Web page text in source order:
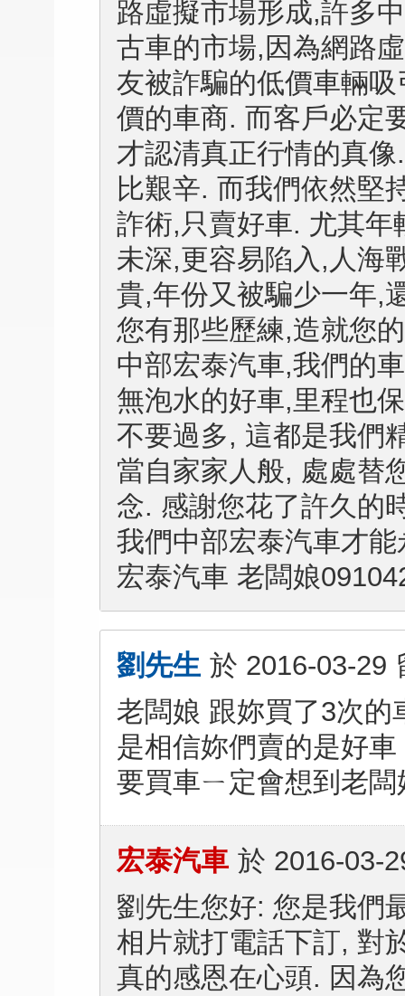
路虛擬市場形成,許多
古車的市場,因為網路
友被詐騙的低價車輛
價的車商. 而客戶必定
才認清真正行情的真
比艱辛. 而我們依然堅
詐術,只賣好車. 尤其
未深,更容易陷入,人海
貴,年份又被騙少一年,
您有那些歷練,造就您
中部宏泰汽車,我們的
無泡水的好車,里程也
不要過多, 這都是我們
當自家家人般, 處處替
念. 感謝您花了許久的
我們中部宏泰汽車才
宏泰汽車 老闆娘
劉先生 於 2016-03-29
老闆娘 跟妳買了3次的
是相信妳們賣的是好
要買車ㄧ定會想到老
宏泰汽車 於 2016-03-
劉先生您好: 您是我們
相片就打電話下訂, 對
真的感恩在心頭. 因為